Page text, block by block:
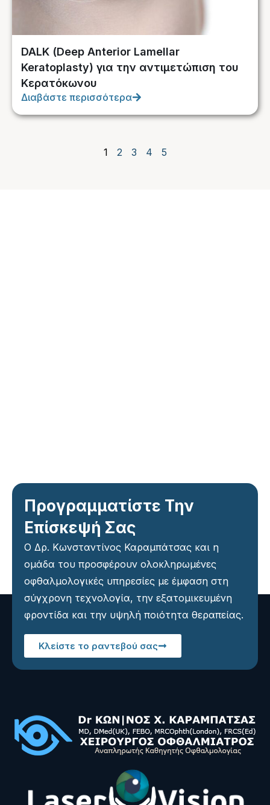
DALK (Deep Anterior Lamellar
Keratoplasty) για την αντιμετώπιση του
Κερατόκωνου
Διαβάστε περισσότερα
1 2 3 4 5
Προγραμματίστε Την
Επίσκεψή Σας
Ο Δρ. Κωνσταντίνος Καραμπάτσας και η
ομάδα του προσφέρουν ολοκληρωμένες
οφθαλμολογικές υπηρεσίες με έμφαση στη
σύγχρονη τεχνολογία, την εξατομικευμένη
φροντίδα και την υψηλή ποιότητα θεραπείας.
Κλείστε το ραντεβού σας